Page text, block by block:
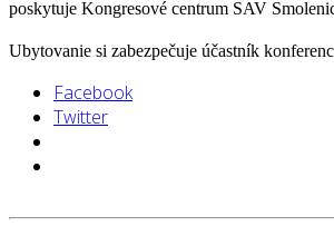
poskytuje Kongresové centrum SAV
Ubytovanie si zabezpečuje účastník
Facebook
Twitter